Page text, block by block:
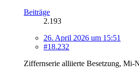
Beiträge
2.193
26. April 2026 um 15:51
#18.232
Ziffernserie alliierte Besetzung, Mi-